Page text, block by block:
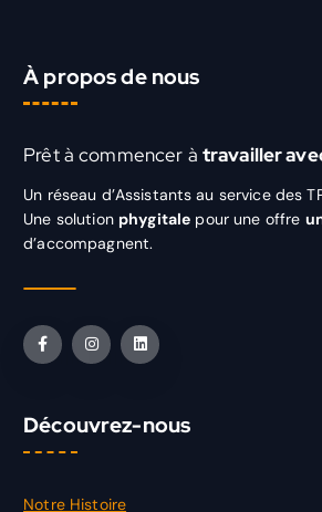
À propos de nous
Prêt à commencer à travailler
Un réseau d’Assistants au service des
Une solution phygitale pour une offre
d’accompagnent.
Découvrez-nous
Notre Histoire